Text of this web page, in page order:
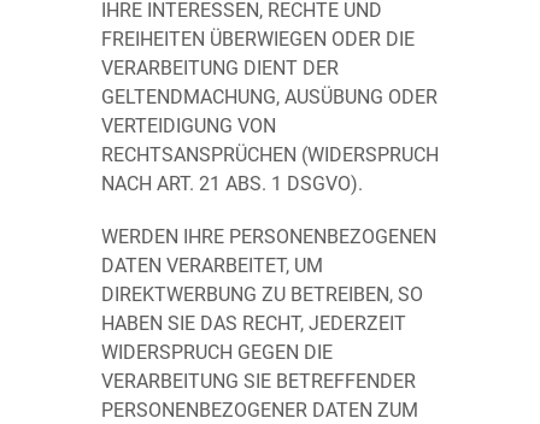
IHRE INTERESSEN, RECHTE UND
FREIHEITEN ÜBERWIEGEN ODER DIE
VERARBEITUNG DIENT DER
GELTENDMACHUNG, AUSÜBUNG ODER
VERTEIDIGUNG VON
RECHTSANSPRÜCHEN (WIDERSPRUCH
NACH ART. 21 ABS. 1 DSGVO).
WERDEN IHRE PERSONENBEZOGENEN
DATEN VERARBEITET, UM
DIREKTWERBUNG ZU BETREIBEN, SO
HABEN SIE DAS RECHT, JEDERZEIT
WIDERSPRUCH GEGEN DIE
VERARBEITUNG SIE BETREFFENDER
PERSONENBEZOGENER DATEN ZUM